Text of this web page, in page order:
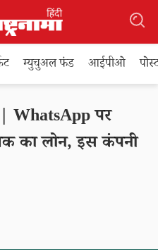
म्युचुअल फंड आईपीओ
WhatsApp पर
का लोन, इस कंपनी